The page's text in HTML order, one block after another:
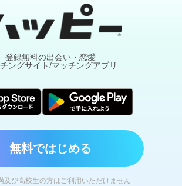
登録無料の出会い・恋愛
ングサイト/マッチングアプリ
無料ではじめる
及び高校生の方はご利用いただけません